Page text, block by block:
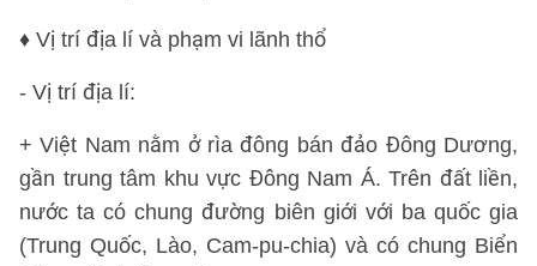
♦ Vị trí địa lí và phạm vi lãnh thổ
- Vị trí địa lí:
+ Việt Nam nằm ở rìa đông bán đảo Đông Dương,
gần trung tâm khu vực Đông Nam Á. Trên đất liền,
nước ta có chung đường biên giới với ba quốc gia
(Trung Quốc, Lào, Cam-pu-chia) và có chung Biển